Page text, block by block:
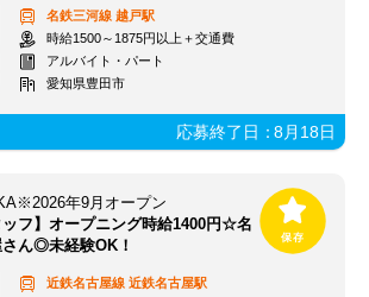
名鉄三河線 越戸駅
時給1500～1875円以上＋交通費
アルバイト・パート
愛知県豊田市
応募終了日：8月18日
年9月オープン
ッフ】オープニング時給1400円☆名
ん◎未経験OK！
近鉄名古屋線 近鉄名古屋駅